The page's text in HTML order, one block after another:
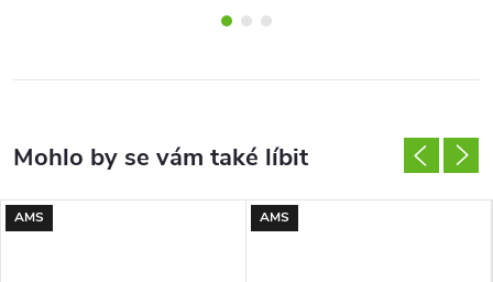
AMS AMS